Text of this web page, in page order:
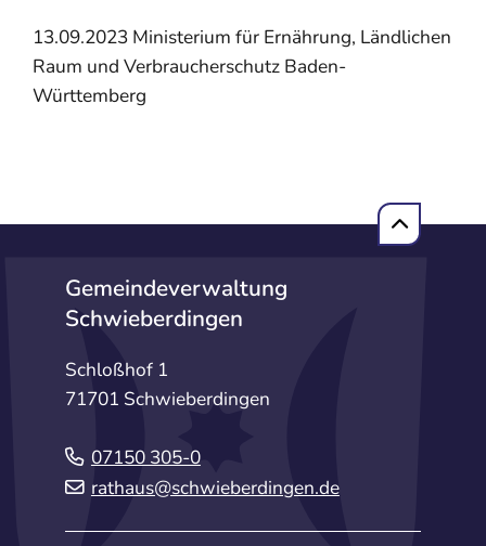
13.09.2023 Ministerium für Ernährung, Ländlichen
Raum und Verbraucherschutz Baden-
Württemberg
Gemeindeverwaltung
Schwieberdingen
Schloßhof 1
71701 Schwieberdingen
07150 305-0
rathaus@schwieberdingen.de